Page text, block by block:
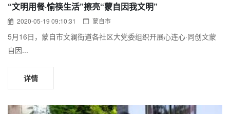
“文明用餐·愉筷生活”擦亮“蒙自因我文明”
2020-05-19 09:10:31 蒙自市
5月16日，蒙自市文澜街道各社区大党委组织开展心连心·同创文蒙
自因...
详情